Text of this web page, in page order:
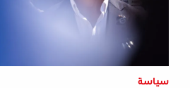
سياسة